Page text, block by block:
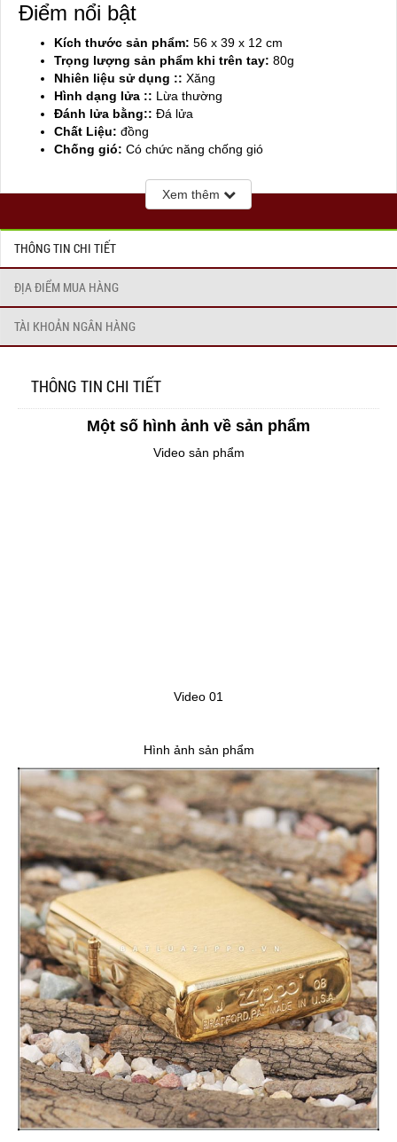
Điểm nổi bật
Kích thước sản phẩm: 56 x 39 x 12 cm
Trọng lượng sản phẩm khi trên tay: 80g
Nhiên liệu sử dụng :: Xăng
Hình dạng lửa :: Lừa thường
Đánh lửa bằng:: Đá lửa
Chất Liệu: đồng
Chống gió: Có chức năng chống gió
Xem thêm
THÔNG TIN CHI TIẾT
ĐỊA ĐIỂM MUA HÀNG
TÀI KHOẢN NGÂN HÀNG
THÔNG TIN CHI TIẾT
Một số hình ảnh về sản phẩm
Video sản phẩm
Video 01
Hình ảnh sản phẩm